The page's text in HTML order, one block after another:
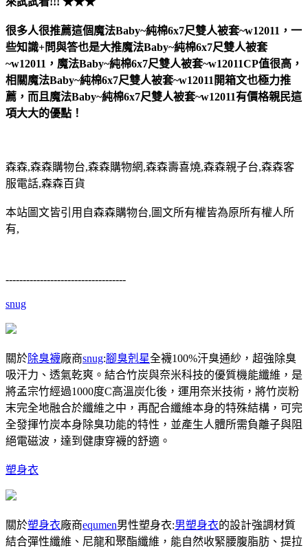
很多人很推薦這個魔法Baby~純棉6x7尺雙人被套~w12011，一
些知識+問與答也是大推魔法Baby~純棉6x7尺雙人被套
~w12011，魔法Baby~純棉6x7尺雙人被套~w12011CP值很高，
相關魔法Baby~純棉6x7尺雙人被套~w12011開箱文也極力推
薦，而且魔法Baby~純棉6x7尺雙人被套~w12011有價格親民這
項大大的優點！
森森,森森購物台,森森購物網,森森壽喜燒,森森親子台,森森客
服電話,森森百貨
本站圖文皆引用自森森購物台,圖文所有權皆為原所有權人所
有,
-----------------------------------
snug
關於除臭襪廠商snug:腳臭剋星全襪100%汗臭通紗，超強除臭
吸汗力、透氣乾爽。結合竹炭與奈米科技的優質機能纖維，是
將孟宗竹經過1000度C高溫炭化後，運用奈米技術，將竹炭粉
末完全地融合於纖維之中，再配合纖維本身的特殊結構，可完
全發揮竹炭本身除臭功能的特性，並產生人體所需負離子與阻
絕電磁波，達到健康穿襪的舒適。
塑身衣
關於塑身衣廠商equmen男性塑身衣:男塑身衣的設計強調材質
結合彈性纖維、尼龍和聚酯纖維，能自然收緊腰腹脂肪、提拉